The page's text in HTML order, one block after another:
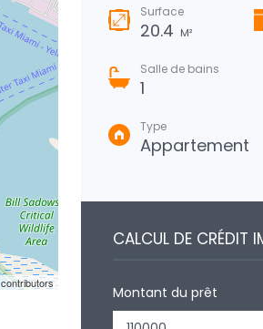
contributors
Surface
20.4 M²
Salle de bains
1
Type
Appartement
CALCUL DE CRÉDIT
Montant du prêt